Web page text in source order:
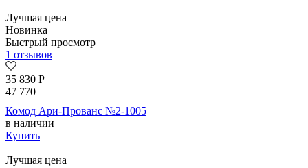
Лучшая цена
Новинка
Быстрый просмотр
1 отзывов
35 830 Р
47 770
Комод Ари-Прованс №2-1005
в наличии
Купить
Лучшая цена